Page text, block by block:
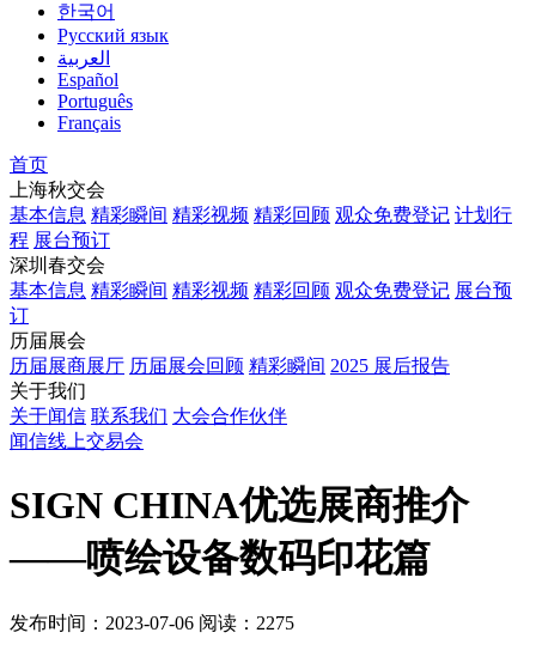
한국어
Русский язык
العربية
Español
Português
Français
首页
上海秋交会
基本信息 精彩瞬间 精彩视频 精彩回顾 观众免费登记 计划行
程 展台预订
深圳春交会
基本信息 精彩瞬间 精彩视频 精彩回顾 观众免费登记 展台预
订
历届展会
历届展商展厅 历届展会回顾 精彩瞬间 2025 展后报告
关于我们
关于闻信 联系我们 大会合作伙伴
闻信线上交易会
SIGN CHINA优选展商推介
——喷绘设备数码印花篇
发布时间：2023-07-06 阅读：2275